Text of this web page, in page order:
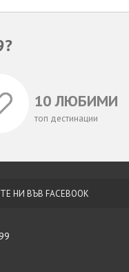
10 ЛЮБИМИ
топ дестинации
НИ ВЪВ FACEBOOK